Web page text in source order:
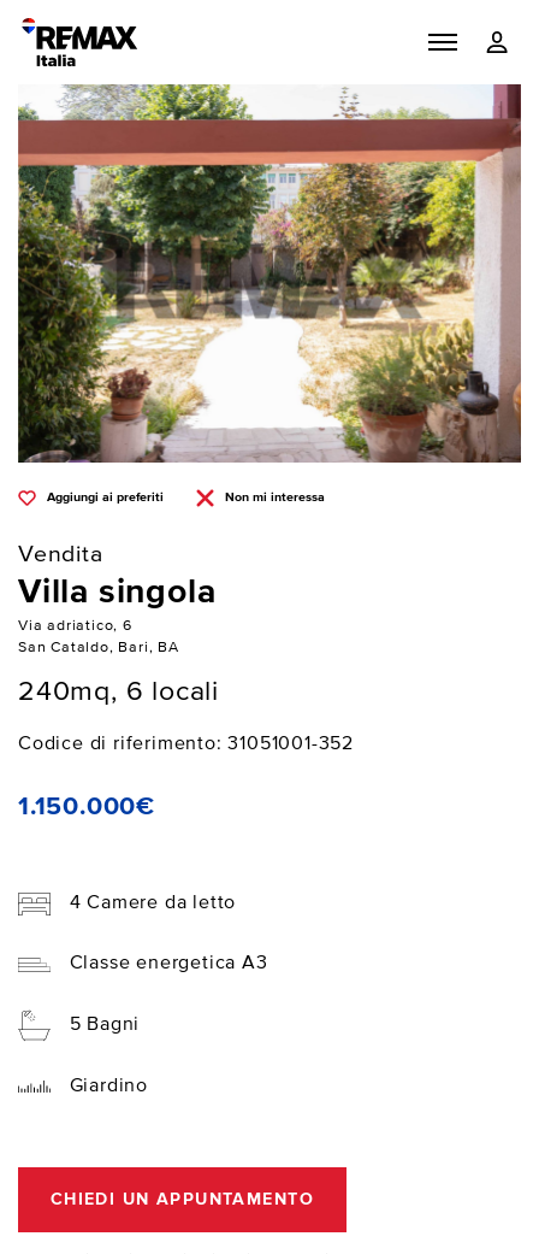
Aggiungi ai preferiti Non mi interessa
Vendita
Villa singola
Via adriatico, 6
San Cataldo, Bari, BA
240mq, 6 locali
Codice di riferimento: 31051001-352
1.150.000€
4 Camere da letto
Classe energetica A3
5 Bagni
Giardino
CHIEDI UN APPUNTAMENTO